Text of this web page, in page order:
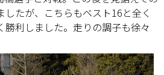
したが、こちらもベスト16と全く
勝利しました。走りの調子も徐々